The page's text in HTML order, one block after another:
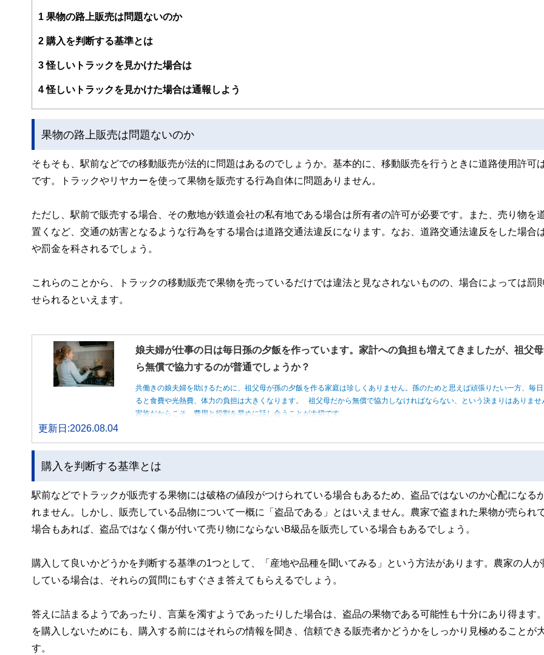
案から記事掲載まですべての工程に関わることで、読者目線のコンテンツを追求しています。
FinancialFieldの特徴は、ファイナンシャルプランナー、弁護士、税理士、宅地建物取引士、相続診断士、住宅ローンアドバイザー、DCプラン
ー、公認会計士、社会保険労務士、行政書士、投資アナリスト、キャリアコンサルタントなど150名以上の有資格者を執筆者・監修者として迎
と、読み応えのあるコンテンツと確かな情報発信を実現しています。
私たちは、快適でより良い生活のアイデアを提供するお金のコンシェルジュを目指します。
1 果物の路上販売は問題ないのか
2 購入を判断する基準とは
3怪しいトラックを見かけた場合は
4怪しいトラックを見かけた場合は通報しよう
果物の路上販売は問題ないのか
そもそも、駅前などでの移動販売が法的に問題はあるのでしょうか。基本的に、移動販売を行うときに道路使用許可
です。トラックやリヤカーを使って果物を販売する行為自体に問題ありません。
ただし、駅前で販売する場合、その敷地が鉄道会社の私有地である場合は所有者の許可が必要です。また、売り物を
置くなど、交通の妨害となるような行為をする場合は道路交通法違反になります。なお、道路交通法違反をした場合
や罰金を科されるでしょう。
これらのことから、トラックの移動販売で果物を売っているだけでは違法と見なされないものの、場合によっては罰
せられるといえます。
娘夫婦が仕事の日は毎日孫の夕飯を作っています。家計への負担も増えてきましたが、祖父
ら無償で協力するのが普通でしょうか？
共働きの娘夫婦を助けるために、祖父母が孫の夕飯を作る家庭は珍しくありません。孫のためと思えば頑張りたい一方、毎日
ると食費や光熱費、体力の負担は大きくなります。 祖父母だから無償で協力しなければならない、という決まりはありませ
家族だからこそ、費用と役割を早めに話し合うことが大切です。
更新日:2026.08.04
購入を判断する基準とは
駅前などでトラックが販売する果物には破格の値段がつけられている場合もあるため、盗品ではないのか心配になる
れません。しかし、販売している品物について一概に「盗品である」とはいえません。農家で盗まれた果物が売られ
場合もあれば、盗品ではなく傷が付いて売り物にならないB級品を販売している場合もあるでしょう。
購入して良いかどうかを判断する基準の1つとして、「産地や品種を聞いてみる」という方法があります。農家の人が
している場合は、それらの質問にもすぐさま答えてもらえるでしょう。
答えに詰まるようであったり、言葉を濁すようであったりした場合は、盗品の果物である可能性も十分にあり得ます
を購入しないためにも、購入する前にはそれらの情報を聞き、信頼できる販売者かどうかをしっかり見極めることが
す。